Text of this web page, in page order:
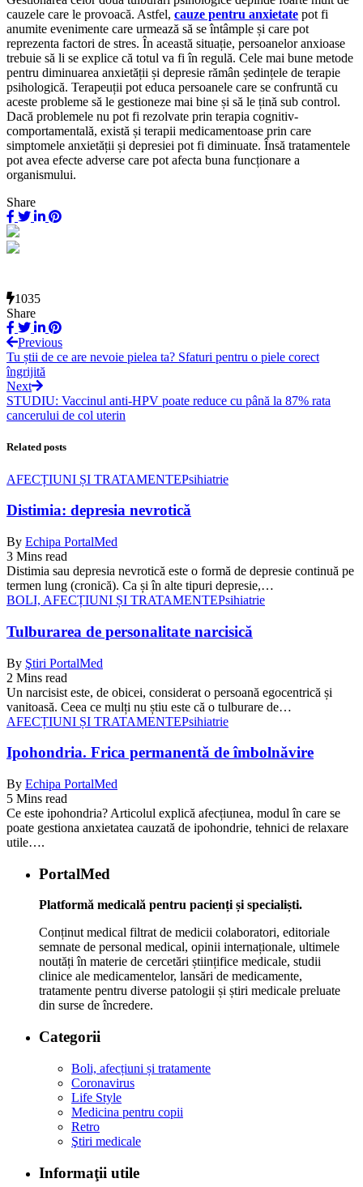
cauzele care le provoacă. Astfel, cauze pentru anxietate pot fi
anumite evenimente care urmează să se întâmple și care pot
reprezenta factori de stres. În această situație, persoanelor anxioase
trebuie să li se explice că totul va fi în regulă. Cele mai bune metode
pentru diminuarea anxietății și depresie rămân ședințele de terapie
psihologică. Terapeuții pot educa persoanele care se confruntă cu
aceste probleme să le gestioneze mai bine și să le țină sub control.
Dacă problemele nu pot fi rezolvate prin terapia cognitiv-
comportamentală, există și terapii medicamentoase prin care
simptomele anxietății și depresiei pot fi diminuate. Însă tratamentele
pot avea efecte adverse care pot afecta buna funcționare a
organismului.
Share
1035
Share
Previous
Tu știi de ce are nevoie pielea ta? Sfaturi pentru o piele corect
îngrijită
Next
STUDIU: Vaccinul anti-HPV poate reduce cu până la 87% rata
cancerului de col uterin
Related posts
AFECȚIUNI ȘI TRATAMENTEPsihiatrie
Distimia: depresia nevrotică
By Echipa PortalMed
3 Mins read
Distimia sau depresia nevrotică este o formă de depresie continuă pe
termen lung (cronică). Ca și în alte tipuri depresie,…
BOLI, AFECȚIUNI ȘI TRATAMENTEPsihiatrie
Tulburarea de personalitate narcisică
By Ştiri PortalMed
2 Mins read
Un narcisist este, de obicei, considerat o persoană egocentrică și
vanitoasă. Ceea ce mulți nu știu este că o tulburare de…
AFECȚIUNI ȘI TRATAMENTEPsihiatrie
Ipohondria. Frica permanentă de îmbolnăvire
By Echipa PortalMed
5 Mins read
Ce este ipohondria? Articolul explică afecțiunea, modul în care se
poate gestiona anxietatea cauzată de ipohondrie, tehnici de relaxare
utile….
PortalMed
Platformă medicală pentru pacienți și specialiști.
Conținut medical filtrat de medicii colaboratori, editoriale
semnate de personal medical, opinii internaționale, ultimele
noutăți în materie de cercetări științifice medicale, studii
clinice ale medicamentelor, lansări de medicamente,
tratamente pentru diverse patologii și știri medicale preluate
din surse de încredere.
Categorii
Boli, afecțiuni și tratamente
Coronavirus
Life Style
Medicina pentru copii
Retro
Ştiri medicale
Informaţii utile